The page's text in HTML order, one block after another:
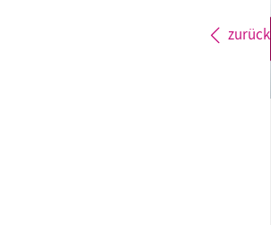
zurück